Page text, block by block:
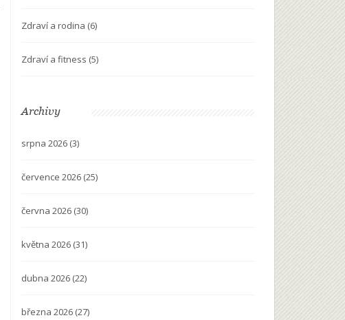
Zdraví a rodina (6)
Zdraví a fitness (5)
Archivy
srpna 2026 (3)
července 2026 (25)
června 2026 (30)
května 2026 (31)
dubna 2026 (22)
března 2026 (27)